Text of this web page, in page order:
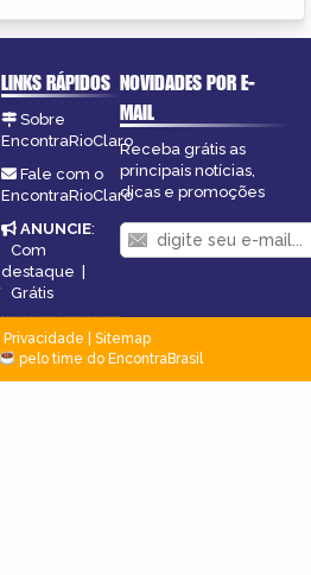
LINKS RÁPIDOS
Sobre
EncontraRioClaro
Fale com o
EncontraRioClaro
ANUNCIE:
Com
destaque |
Grátis
NOVIDADES POR E-
MAIL
Receba grátis as
principais notícias,
dicas e promoções
Privacidade
Sitemap
pelo time do EncontraBrasil